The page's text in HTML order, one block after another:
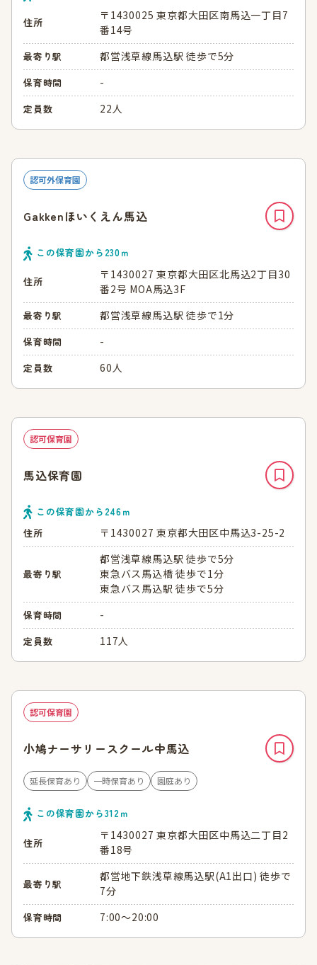
住所
〒1430025 東京都大田区南馬込一丁目7
番14号
最寄り駅 都営浅草線馬込駅 徒歩で5分
保育時間 -
定員数 22人
認可外保育園
Gakkenほいくえん馬込
この保育園から 230ｍ
住所
〒1430027 東京都大田区北馬込2丁目30
番2号 MOA馬込3F
最寄り駅 都営浅草線馬込駅 徒歩で1分
保育時間 -
定員数 60人
認可保育園
馬込保育園
この保育園から 246ｍ
住所
〒1430027 東京都大田区中馬込3-25-2
最寄り駅
都営浅草線馬込駅 徒歩で5分
東急バス馬込橋 徒歩で1分
東急バス馬込駅 徒歩で5分
保育時間 -
定員数 117人
認可保育園
小鳩ナーサリースクール中馬込
延長保育あり 一時保育あり 園庭あり
この保育園から312ｍ
住所
〒1430027 東京都大田区中馬込二丁目2
番18号
最寄り駅
都営地下鉄浅草線馬込駅(A1出口) 徒歩で
7分
保育時間 7:00～20:00